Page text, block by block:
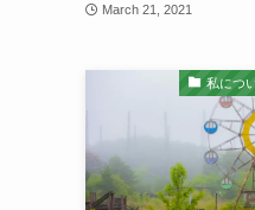
March 21, 2021
私につ